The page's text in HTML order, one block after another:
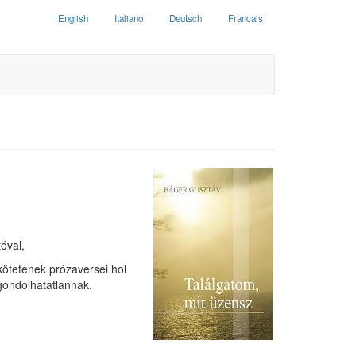
English Italiano Deutsch Francais
prózaversei hol